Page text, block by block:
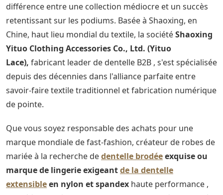
différence entre une collection médiocre et un succès
retentissant sur les podiums. Basée à Shaoxing, en
Chine, haut lieu mondial du textile, la sociétéShaoxing
Yituo Clothing Accessories Co., Ltd. (Yituo
Lace), fabricant leader de dentelle B2B , s'est spécialisée
depuis des décennies dans l'alliance parfaite entre
savoir-faire textile traditionnel et fabrication numérique
de pointe.
Que vous soyez responsable des achats pour une
marque mondiale de fast-fashion, créateur de robes de
mariée à la recherche dedentelle brodéeexquise ou
marque de lingerie exigeantde la dentelle
extensibleen nylon et spandex haute performance ,